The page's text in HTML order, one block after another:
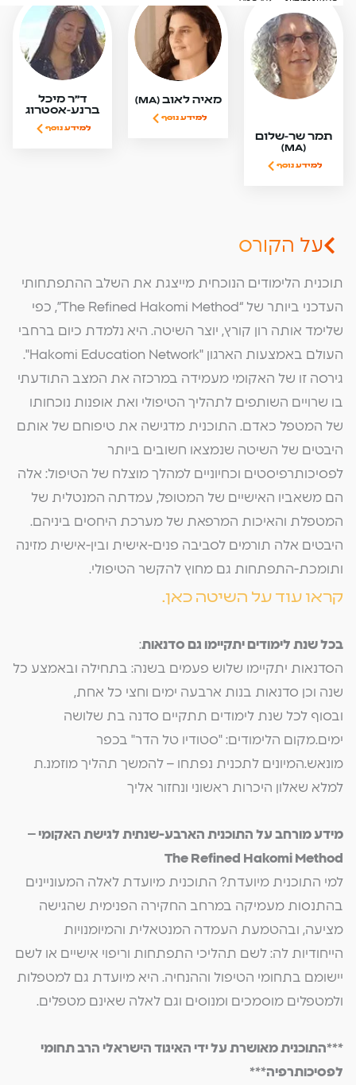
תמר שר-שלום
(MA)
למידע נוסף
מאיה לאוב (MA)
למידע נוסף
ד"ר מיכל
ברנע-אסטרוג
למידע נוסף
על הקורס
תוכנית הלימודים הנוכחית מייצגת את השלב ההתפתחותי
העדכני ביותר של “The Refined Hakomi Method”, כפי
שלימד אותה רון קורץ, יוצר השיטה. היא נלמדת כיום ברחבי
העולם באמצעות הארגון "Hakomi Education Network".
גירסה זו של האקומי מעמידה במרכזה את המצב התודעתי
בו שרויים השותפים לתהליך הטיפולי ואת אופנות נוכחותו
של המטפל כאדם. התוכנית מדגישה את טיפוחם של אותם
היבטים של השיטה שנמצאו חשובים ביותר
לפסיכותרפיסטים וכחיוניים למהלך מוצלח של הטיפול: אלה
הם משאביו האישיים של המטופל, עמדתה המנטלית של
המטפלת והאיכות המרפאת של מערכת היחסים ביניהם.
היבטים אלה תורמים לסביבה פנים-אישית ובין-אישית מזינה
ותומכת-התפתחות גם מחוץ להקשר הטיפולי.
קראו עוד על השיטה כאן.
בכל שנת לימודים יתקיימו גם סדנאות:
הסדנאות יתקיימו שלוש פעמים בשנה: בתחילה ובאמצע כל
שנה וכן סדנאות בנות ארבעה ימים וחצי כל אחת,
ובסוף לכל שנת לימודים תתקיים סדנה בת שלושה
ימים.מקום הלימודים: "סטודיו טל הדר" בכפר
מונאש.המיונים לתכנית נפתחו – להמשך תהליך מוזמנ.ת
למלא שאלון היכרות ראשוני ונחזור אליך
מידע מורחב על התוכנית הארבע-שנתית לגישת האקומי –
The Refined Hakomi Method
למי התוכנית מיועדת? התוכנית מיועדת לאלה המעוניינים
בהתנסות מעמיקה במרחב החקירה הפנימית שהגישה
מציעה, ובהטמעת העמדה המנטאלית והמיומנויות
הייחודיות לה: לשם תהליכי התפתחות וריפוי אישיים או לשם
יישומם בתחומי הטיפול וההנחיה. היא מיועדת גם למטפלות
ולמטפלים מוסמכים ומנוסים וגם לאלה שאינם מטפלים.
***התוכנית מאושרת על ידי האיגוד הישראלי הרב תחומי
לפסיכותרפיה***